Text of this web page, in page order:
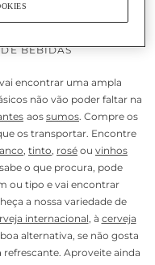
BEBIDAS
encontrar uma ampla
não vão poder faltar na
aos sumos. Compre os
os transportar. Encontre
, tinto, rosé ou vinhos
sabe o que procura, pode
ou tipo e vai encontrar
a nossa variedade de
internacional, à cerveja
alternativa, se não gosta
Aproveite ainda